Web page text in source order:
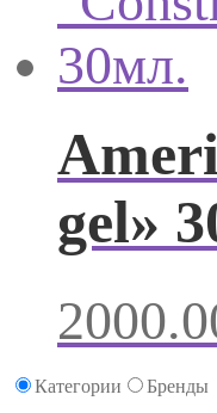
gel»
Категории Бренды